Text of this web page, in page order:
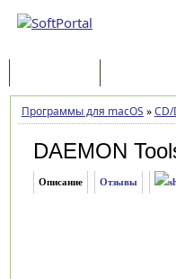
Программы для macOS »CD/
DAEMON
Описание Отзывы